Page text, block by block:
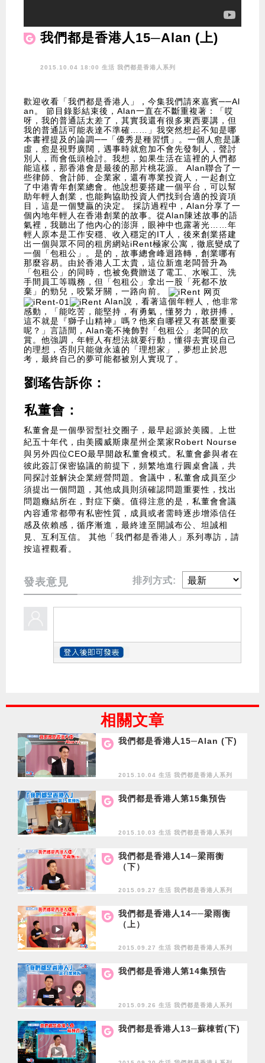
我們都是香港人15─Alan (上)
2015.10.04 18:00 生活 我們都是香港人系列
歡迎收看「我們都是香港人」，今集我們請來嘉賓──Al
an。 節目錄影結束後，Alan一直在不斷重複著：「哎
呀，我的普通話太差了，其實我還有很多東西要講，但
我的普通話可能表達不準確……」我突然想起不知是哪
本書裡提及的論調──「優秀是種習慣」。一個人愈是謙
虛，愈是視野廣闊，遇事時就愈加不會先發制人，聲討
別人，而會低頭檢討。我想，如果生活在這裡的人們都
能這樣，那香港會是最後的那片桃花源。 Alan聯合了一
些律師、會計師、企業家，還有專業投資人，一起創立
了中港青年創業總會。他說想要搭建一個平台，可以幫
助年輕人創業，也能夠協助投資人們找到合適的投資項
目，這是一個雙贏的決定。 採訪過程中，Alan分享了一
個內地年輕人在香港創業的故事。從Alan陳述故事的語
氣裡，我聽出了他內心的澎湃，眼神中也露著光……年
輕人原本是工作安穩、收入穩定的IT人，後來創業搭建
出一個與眾不同的租房網站iRent極家公寓，徹底變成了
一個「包租公」。是的，故事總會峰迴路轉，創業哪有
那麼容易。由於香港人工太貴，這位新進老闆晉升為
「包租公」的同時，也被免費贈送了電工、水喉工、洗
手間員工等職務，但「包租公」拿出一股「死都不放
棄」的勁兒，咬緊牙關，一路向前。
Alan說，看著這個年輕人，他非常
感動，「能吃苦，能堅持，有勇氣，懂努力，敢拼搏，
這不就是『獅子山精神』嗎？他來自哪裡又有甚麼重要
呢？」言語間，Alan毫不掩飾對「包租公」老闆的欣
賞。他強調，年輕人有想法就要行動，懂得去實現自己
的理想，否則只能做永遠的「理想家」，夢想止於思
考，最終自己的夢可能都被別人實現了。
劉瑤告訴你：
私董會：
私董會是一個學習型社交圈子，最早起源於美國。上世
紀五十年代，由美國威斯康星州企業家Robert Nourse
與另外四位CEO最早開啟私董會模式。私董會參與者在
彼此簽訂保密協議的前提下，頻繁地進行圓桌會議，共
同探討並解決企業經營問題。會議中，私董會成員至少
須提出一個問題，其他成員則須確認問題重要性，找出
問題癥結所在，對症下藥。值得注意的是，私董會會議
內容通常都帶有私密性質，成員或者需時逐步增添信任
感及依賴感，循序漸進，最終達至開誠布公、坦誠相
見、互利互信。 其他「我們都是香港人」系列專訪，請
按這裡觀看。
發表意見 排列方式:
相關文章
我們都是香港人15─Alan (下)
2015.10.04 生活 我們都是香港人系列
我們都是香港人第15集預告
2015.10.03 生活 我們都是香港人系列
我們都是香港人14─梁雨衡
（下）
2015.09.27 生活 我們都是香港人系列
我們都是香港人14──梁雨衡
（上）
2015.09.27 生活 我們都是香港人系列
我們都是香港人第14集預告
2015.09.26 生活 我們都是香港人系列
我們都是香港人13─蘇棟哲(下)